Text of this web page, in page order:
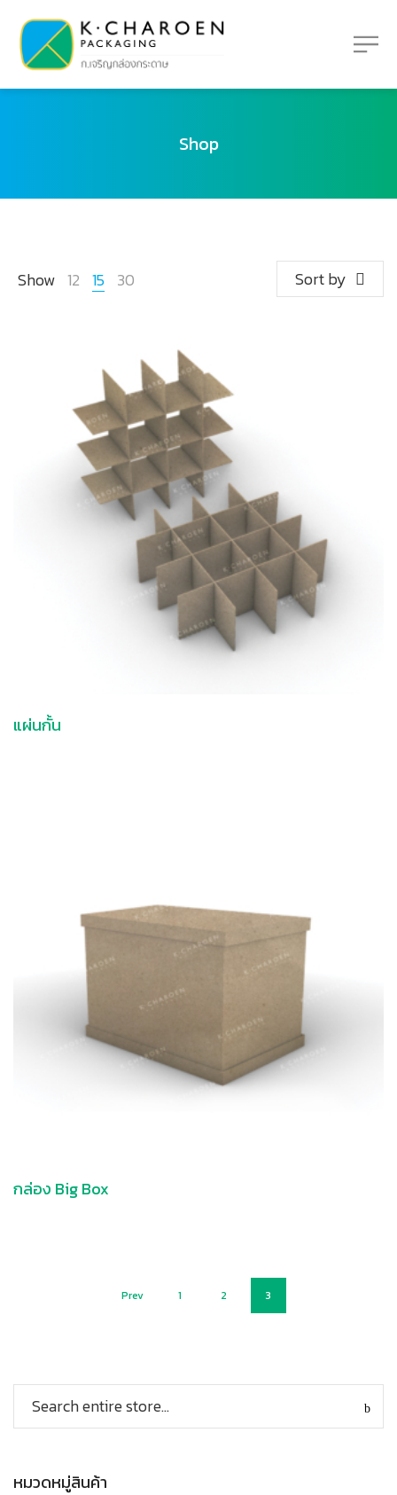
Shop
Show 12 15 30 Sort by
แผ่นกั้น
กล่อง Big Box
Prev 1 2 3
หมวดหมู่สินค้า